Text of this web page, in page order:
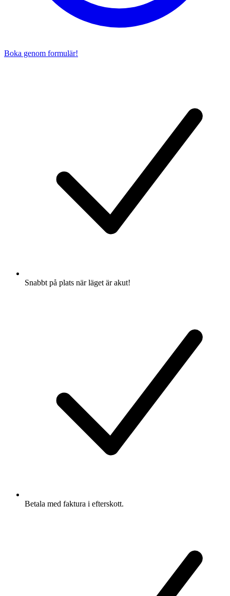
Boka genom formulär!
Snabbt på plats när läget är akut!
Betala med faktura i efterskott.